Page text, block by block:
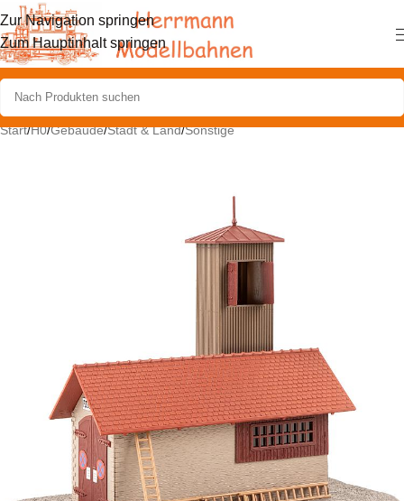
Zur Navigation springen
Zum Hauptinhalt springen
Start/H0/Gebäude/Stadt & Land/Sonstige